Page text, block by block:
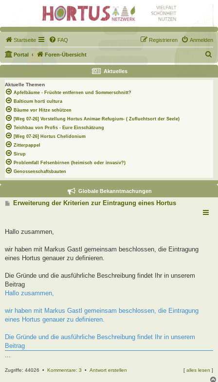
Startseite FAQ Anmelden
Registrieren
Portal Foren-Übersicht
u
c
Aktuelles
Aktuelle Themen
Apfelbäume - Früchte entfernen und Sommerschnitt?
Balticum horti cultura
Bäume vor Hitze schützen
[Weg 07-26] Vorstellung Hortus Animae Refugium- ( Zufluchtsort der Seele)
Teichbau von Profis - Eure Einschätzung
[Weg 07-26] Hortus Chelidonium
Zitterpappel
Sirup
Problemfall Felsenbirnen (heimisch oder invasiv?)
Genossenschaftsbauten
Globale Bekanntmachungen
B
r
Erweiterung der Kriterien zur Eintragung eines Hortus
Hallo zusammen,
wir haben mit Markus Gastl gemeinsam beschlossen, die Eintragung
eines Hortus genauer zu definieren.
Die Gründe und die ausführliche Beschreibung findet Ihr in unserem
Beitrag
Hallo zusammen,
wir haben mit Markus Gastl gemeinsam beschlossen, die Eintragung
eines Hortus genauer zu definieren.
Die Gründe und die ausführliche Beschreibung findet Ihr in unserem
Beitrag
Zugriffe: 44026 • Kommentare: 3 • Antwort erstellen [ alles lesen ]